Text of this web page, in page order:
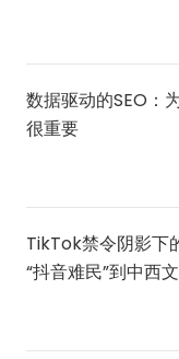
数据驱动的SEO：
很重要
TikTok禁令阴影下
“抖音难民”到中西